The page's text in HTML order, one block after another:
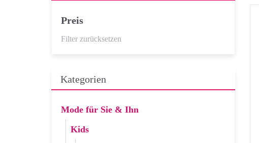
Preis
Filter zurücksetzen
Kategorien
Mode für Sie & Ihn
Kids